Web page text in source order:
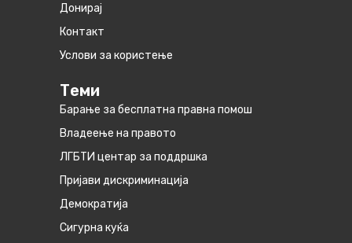
Донирај
Контакт
Услови за користење
Теми
Барање за бесплатна правна помош
Владеење на правото
ЛГБТИ центар за поддршка
Пријави дискриминација
Демократија
Сигурна куќа